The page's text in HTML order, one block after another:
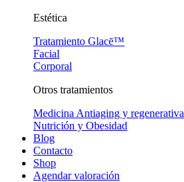
Estética
Tratamiento Glacē™
Facial
Corporal
Otros tratamientos
Medicina Antiaging y regenerativa
Nutrición y Obesidad
Blog
Contacto
Shop
Agendar valoración